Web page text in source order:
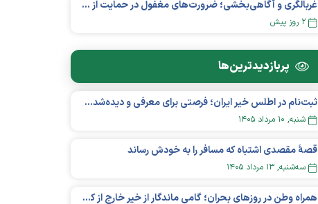
غربالگری و آگاهی‌بخشی؛ ضرورت‌های مغفول در حمایت از بیماران «نقص ایمنی اولیه»
۲ روز پیش
پربازدید‌ترین‌ها
ثبت‌نام در اطلس خیر ایران؛ فرصتی برای معرفی و دیده‌شدن مؤسسات نیکوکاری
شنبه, ۱۰ مرداد ۱۴۰۵
قصهٔ مقصدی اشتباه که مسافر را به خودش رساند
سه‌شنبه, ۱۳ مرداد ۱۴۰۵
همراه وطن در روزهای بحران؛ گامی ماندگار از خیر خارج از کشور در عرصه سلامت